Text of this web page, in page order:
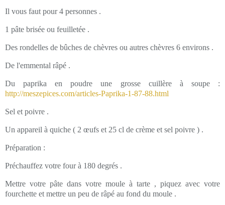
Il vous faut pour 4 personnes .
1 pâte brisée ou feuilletée .
Des rondelles de bûches de chèvres ou autres chèvres 6 environs .
De l'emmental râpé .
Du paprika en poudre une grosse cuillère à soupe :
http://meszepices.com/articles-Paprika-1-87-88.html
Sel et poivre .
Un appareil à quiche ( 2 œufs et 25 cl de crème et sel poivre ) .
Préparation :
Préchauffez votre four à 180 degrés .
Mettre votre pâte dans votre moule à tarte , piquez avec votre
fourchette et mettre un peu de râpé au fond du moule .